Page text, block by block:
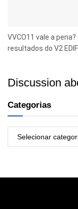
VVCO11 vale a
resultados do V2
Discussion
Categorias